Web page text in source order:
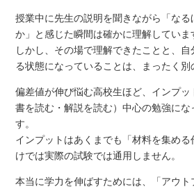
授業中に先生の説明を聞きながら「なる
か」と感じた瞬間は確かに理解していま
しかし、その場で理解できたことと、
る状態になっていることは、まったく別
偏差値が伸び悩む高校生ほど、インプ
書を読む・解説を読む）中心の勉強にな
す。
インプットはあくまでも「材料を集め
けでは実際の試験では通用しません。
本当に学力を伸ばすためには、「アウ